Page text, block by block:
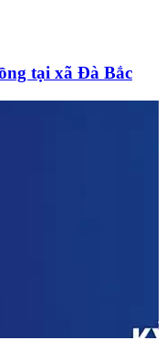
tại xã Đà Bắc